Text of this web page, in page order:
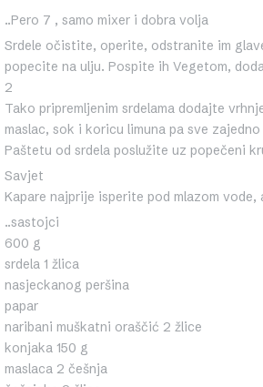
..Pero 7 , samo mixer i dobra volja
Srdele očistite, operite, odstranite im
popecite na ulju. Pospite ih Vegetom,
2
Tako pripremljenim srdelama dodajte
maslac, sok i koricu limuna pa sve
Paštetu od srdela poslužite uz popečeni
Savjet
Kapare najprije isperite pod mlazom
..sastojci
600 g
srdela 1 žlica
nasjeckanog peršina
papar
naribani muškatni oraščić 2 žlice
konjaka 150 g
maslaca 2 češnja